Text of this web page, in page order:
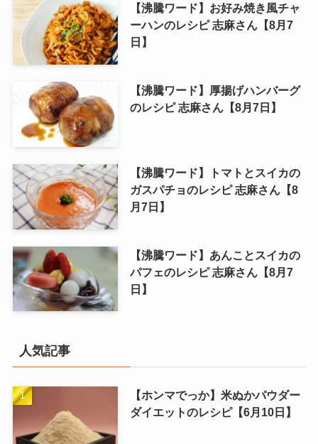
【沸騰ワード】お好み焼き風チャ
ーハンのレシピ 志麻さん【8月7
日】
【沸騰ワード】厚揚げハンバーグ
のレシピ 志麻さん【8月7日】
【沸騰ワード】トマトとスイカの
ガスパチョのレシピ 志麻さん【8
月7日】
【沸騰ワード】あんことスイカの
パフェのレシピ 志麻さん【8月7
日】
人気記事
【ホンマでっか】米ぬかパウダー
ダイエットのレシピ【6月10日】